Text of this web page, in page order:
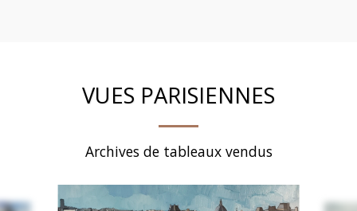
VUES PARISIENNES
Archives de tableaux vendus